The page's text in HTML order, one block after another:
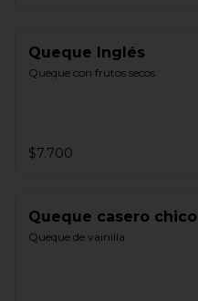
Queque Inglés
Queque con frutos secos
$7.700
Queque casero chico
Queque de vainilla